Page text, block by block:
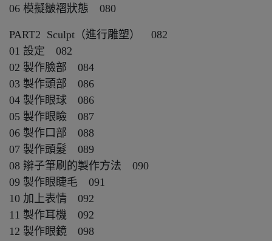
06 模擬皺褶狀態 080
PART2 Sculpt（進行雕塑） 082
01 設定 082
02 製作臉部 084
03 製作頭部 086
04 製作眼球 086
05 製作眼瞼 087
06 製作口部 088
07 製作頭髮 089
08 辮子筆刷的製作方法 090
09 製作眼睫毛 091
10 加上表情 092
11 製作耳機 092
12 製作眼鏡 098